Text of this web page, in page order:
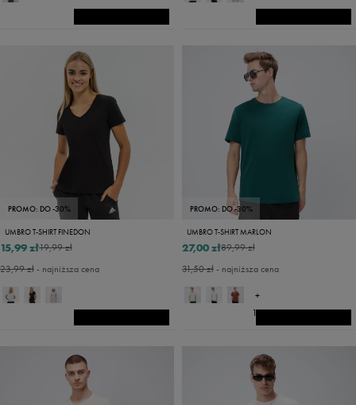
PROMO: DO -30%
UMBRO T-SHIRT FINEDON
19,99 zł
15,99 zł
23,99 zł- najniższa cena
PROMO: DO -30%
UMBRO T-SHIRT MARLON
89,99 zł
27,00 zł
31,50 zł- najniższa cena
+
14